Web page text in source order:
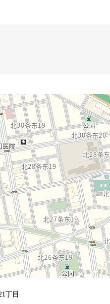
计住宅
米，开放式厨房使用兴奋起来
丁目